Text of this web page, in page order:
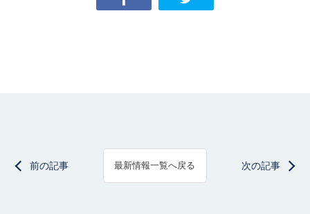
前の記事 最新情報一覧へ戻る 次の記事